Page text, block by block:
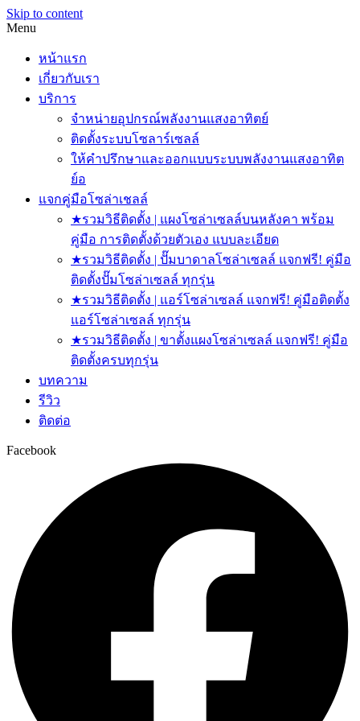
Skip to content
Menu
หน้าแรก
เกี่ยวกับเรา
บริการ
จำหน่ายอุปกรณ์พลังงานแสงอาทิตย์
ติดตั้งระบบโซลาร์เซลล์
ให้คำปรึกษาและออกแบบระบบพลังงานแสงอาทิต
ย์อ
แจกคู่มือโซล่าเชลล์
★รวมวิธีติดตั้ง | แผงโซล่าเซลล์บนหลังคา พร้อม
คู่มือ การติดตั้งด้วยตัวเอง แบบละเอียด
★รวมวิธีติดตั้ง | ปั๊มบาดาลโซล่าเซลล์ แจกฟรี! คู่มือ
ติดตั้งปั๊มโซล่าเซลล์ ทุกรุ่น
★รวมวิธีติดตั้ง | แอร์โซล่าเซลล์ แจกฟรี! คู่มือติดตั้ง
แอร์โซล่าเซลล์ ทุกรุ่น
★รวมวิธีติดตั้ง | ขาตั้งแผงโซล่าเซลล์ แจกฟรี! คู่มือ
ติดตั้งครบทุกรุ่น
บทความ
รีวิว
ติดต่อ
Facebook